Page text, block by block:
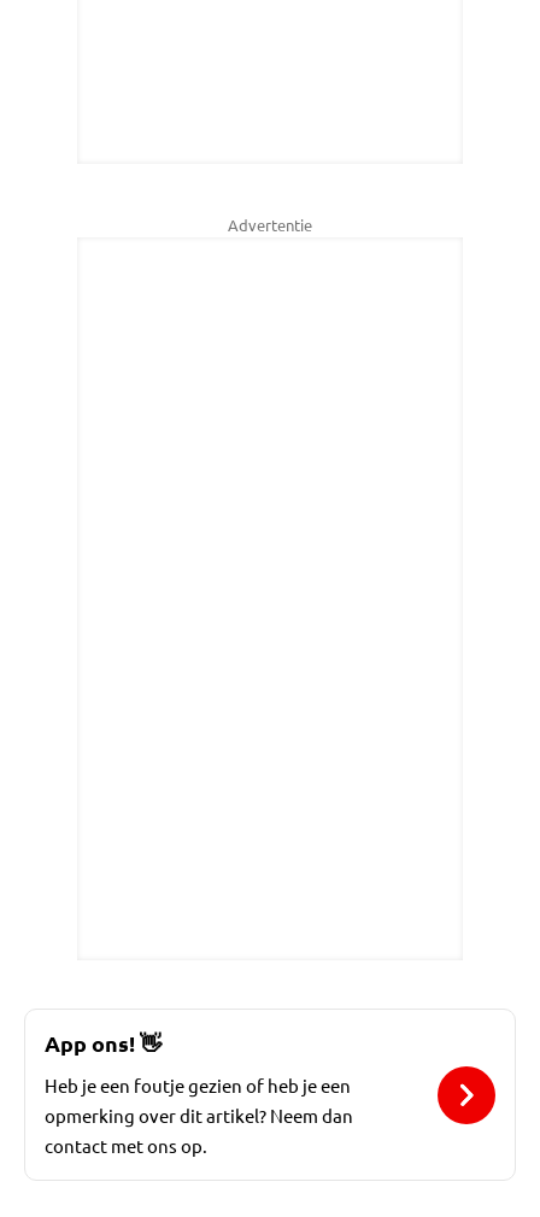
Advertentie
App ons!👋
Heb je een foutje gezien of heb je een
opmerking over dit artikel? Neem dan
contact met ons op.